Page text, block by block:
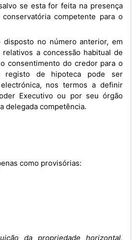
se esta for feita na presença
competente para o
a concessão habitual de
consentimento do credor para o
registo de hipoteca pode ser
nos termos a definir
Executivo ou por seu órgão
delegada competência.
como provisórias:
da propriedade horizontal,